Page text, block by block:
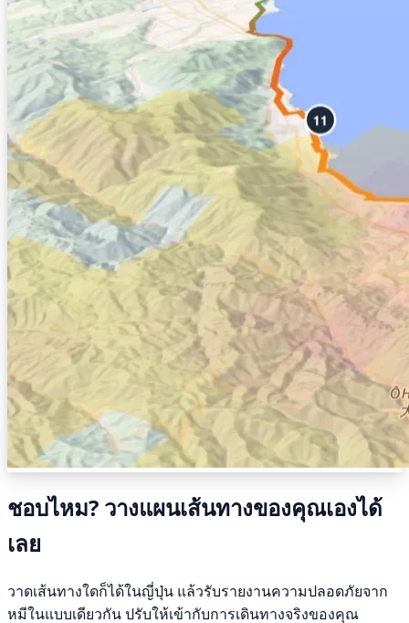
ชอบไหม? วางแผนเส้นทางของคุณเองได้
เลย
วาดเส้นทางใดก็ได้ในญี่ปุ่น แล้วรับรายงานความปลอดภัยจาก
หมีในแบบเดียวกัน ปรับให้เข้ากับการเดินทางจริงของคุณ